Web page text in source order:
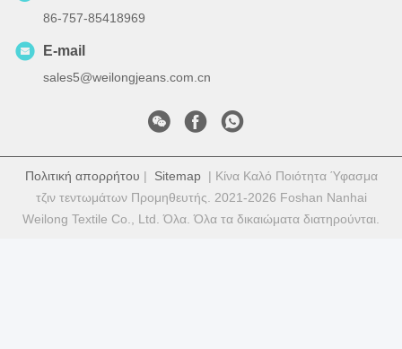
86-757-85418969
E-mail
sales5@weilongjeans.com.cn
Πολιτική απορρήτου | Sitemap| Κίνα Καλό Ποιότητα Ύφασμα
τζιν τεντωμάτων Προμηθευτής. 2021-2026 Foshan Nanhai
Weilong Textile Co., Ltd. Όλα. Όλα τα δικαιώματα διατηρούνται.